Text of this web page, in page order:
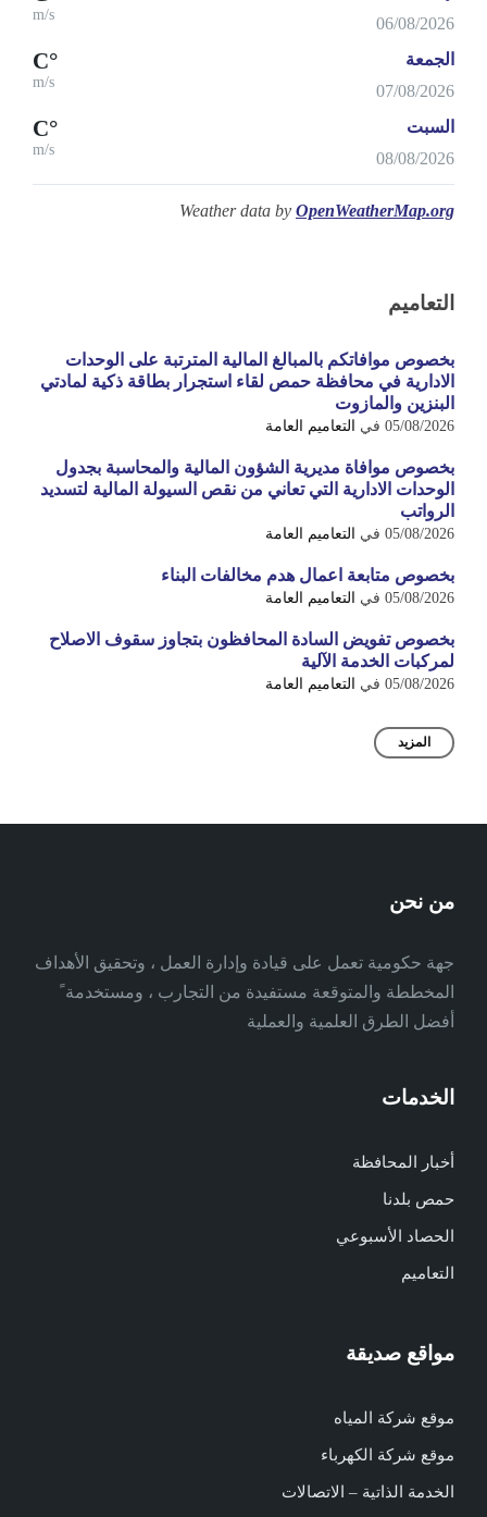
06/08/2026
m/s
الجمعة
07/08/2026
°C
m/s
السبت
08/08/2026
°C
m/s
Weather data by OpenWeatherMap.org
التعاميم
بخصوص موافاتكم بالمبالغ المالية المترتبة على الوحدات
الادارية في محافظة حمص لقاء استجرار بطاقة ذكية لمادتي
البنزين والمازوت
05/08/2026 في التعاميم العامة
بخصوص موافاة مديرية الشؤون المالية والمحاسبة بجدول
الوحدات الادارية التي تعاني من نقص السيولة المالية لتسديد
الرواتب
05/08/2026 في التعاميم العامة
بخصوص متابعة اعمال هدم مخالفات البناء
05/08/2026 في التعاميم العامة
بخصوص تفويض السادة المحافظون بتجاوز سقوف الاصلاح
لمركبات الخدمة الآلية
05/08/2026 في التعاميم العامة
المزيد
من نحن
جهة حكومية تعمل على قيادة وإدارة العمل ، وتحقيق الأهداف
المخططة والمتوقعة مستفيدة من التجارب ، ومستخدمة ً
أفضل الطرق العلمية والعملية
الخدمات
أخبار المحافظة
حمص بلدنا
الحصاد الأسبوعي
التعاميم
مواقع صديقة
موقع شركة المياه
موقع شركة الكهرباء
الخدمة الذاتية – الاتصالات